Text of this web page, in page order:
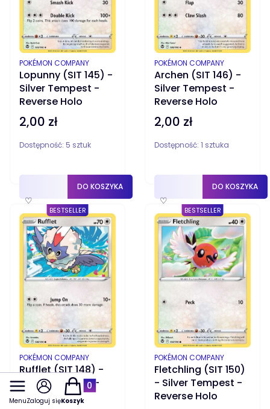
Lopunny (SIT 145) -
Silver Tempest -
Reverse Holo
PRODUCENT
POKÉMON COMPANY
Cena
2,00 zł
Dostępność: 5 sztuk
♡
DO KOSZYKA
Archen (SIT 146) -
Silver Tempest -
Reverse Holo
PRODUCENT
POKÉMON COMPANY
Cena
2,00 zł
Dostępność: 1 sztuka
♡
DO KOSZYKA
BESTSELLER
Rufflet (SIT 148) -
Silver Tempest -
Reverse Holo
PRODUCENT
POKÉMON COMPANY
BESTSELLER
Fletchling (SIT 150)
- Silver Tempest -
Reverse Holo
PRODUCENT
POKÉMON COMPANY
MenuZaloguj się
Produkty w koszyku: 0. Zobacz szczegóły
Koszyk